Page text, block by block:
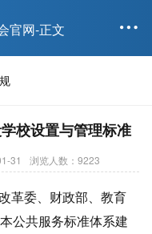
官网-正文 
校设置与管理标准
31 浏览人数：9223
委、财政部、教育
公共服务标准体系建